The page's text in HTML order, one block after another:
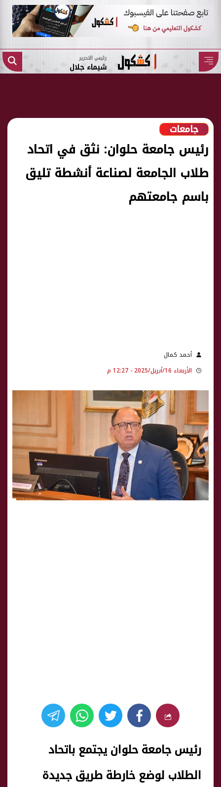
رئيس التحرير
شيماء جلال
جامعات
رئيس جامعة حلوان: نثق في اتحاد
طلاب الجامعة لصناعة أنشطة تليق
باسم جامعتهم
أحمد كمال
الأربعاء 16/أبريل/2025 - 12:27 م
رئيس جامعة حلوان يجتمع باتحاد
الطلاب لوضع خارطة طريق جديدة